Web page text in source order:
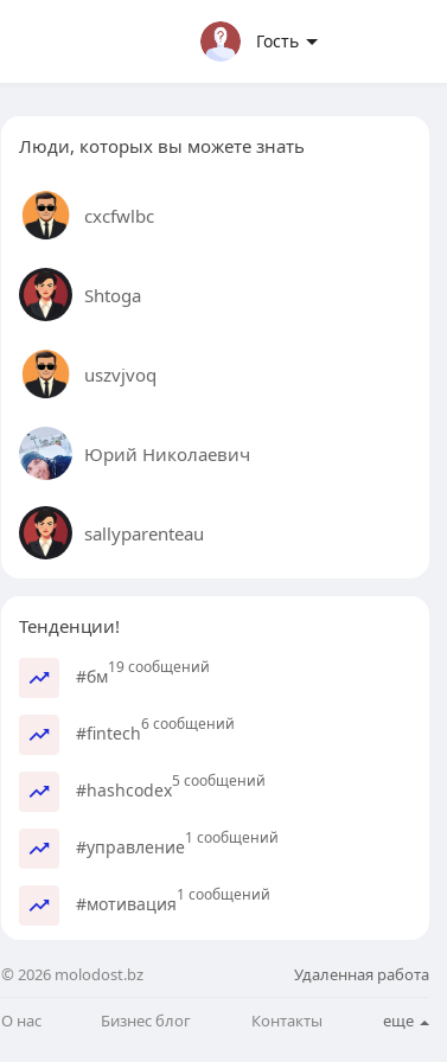
Гость
Люди, которых вы можете знать
cxcfwlbc
Shtoga
uszvjvoq
Юрий Николаевич
sallyparenteau
Тенденции!
#бм19 сообщений
#fintech6 сообщений
#hashcodex5 сообщений
#управление1 сообщений
#мотивация1 сообщений
© 2026 molodost.bz Удаленная работа
О нас Бизнес блог Контакты еще